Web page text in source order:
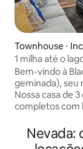
Townhouse ⋅
1 milha até o
de trilhas para
Bem-vindo à
geminada), seu
Nossa casa de
completos com
pico, e conta
associação de
Nevada: